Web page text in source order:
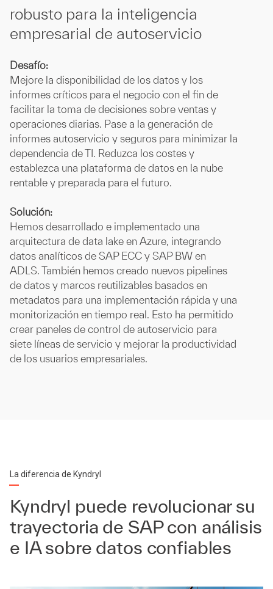
robusto para la inteligencia
empresarial de autoservicio
Desafío:
Mejore la disponibilidad de los datos y los
informes críticos para el negocio con el fin de
facilitar la toma de decisiones sobre ventas y
operaciones diarias. Pase a la generación de
informes autoservicio y seguros para minimizar la
dependencia de TI. Reduzca los costes y
establezca una plataforma de datos en la nube
rentable y preparada para el futuro.
Solución:
Hemos desarrollado e implementado una
arquitectura de data lake en Azure, integrando
datos analíticos de SAP ECC y SAP BW en
ADLS. También hemos creado nuevos pipelines
de datos y marcos reutilizables basados en
metadatos para una implementación rápida y una
monitorización en tiempo real. Esto ha permitido
crear paneles de control de autoservicio para
siete líneas de servicio y mejorar la productividad
de los usuarios empresariales.
La diferencia de Kyndryl
Kyndryl puede revolucionar su
trayectoria de SAP con análisis
e IA sobre datos confiables